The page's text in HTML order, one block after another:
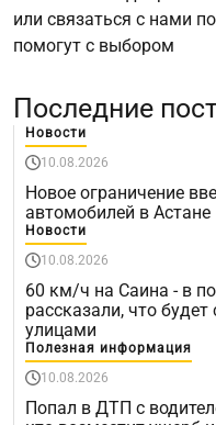
или связаться с нами по
помогут с выбором
Последние
Новости
10.08.2026
Новое ограничение
автомобилей в Астане
Новости
10.08.2026
60 км/ч на Саина - в
рассказали, что будет
улицами
Полезная информация
10.08.2026
Попал в ДТП с